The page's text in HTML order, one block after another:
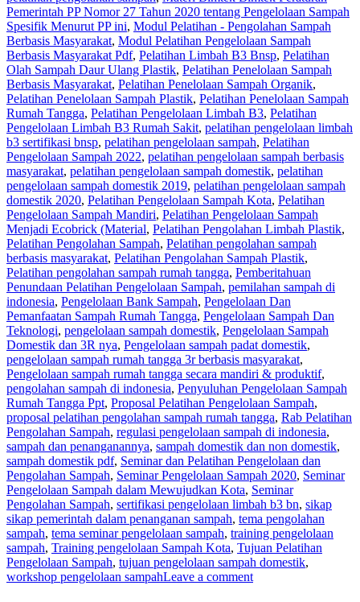
Pemerintah PP Nomor 27 Tahun 2020 tentang Pengelolaan Sampah
Spesifik Menurut PP ini, Modul Pelatihan - Pengolahan Sampah
Berbasis Masyarakat, Modul Pelatihan Pengelolaan Sampah
Berbasis Masyarakat Pdf, Pelatihan Limbah B3 Bnsp, Pelatihan
Olah Sampah Daur Ulang Plastik, Pelatihan Penelolaan Sampah
Berbasis Masyarakat, Pelatihan Penelolaan Sampah Organik,
Pelatihan Penelolaan Sampah Plastik, Pelatihan Penelolaan Sampah
Rumah Tangga, Pelatihan Pengelolaan Limbah B3, Pelatihan
Pengelolaan Limbah B3 Rumah Sakit, pelatihan pengelolaan limbah
b3 sertifikasi bnsp, pelatihan pengelolaan sampah, Pelatihan
Pengelolaan Sampah 2022, pelatihan pengelolaan sampah berbasis
masyarakat, pelatihan pengelolaan sampah domestik, pelatihan
pengelolaan sampah domestik 2019, pelatihan pengelolaan sampah
domestik 2020, Pelatihan Pengelolaan Sampah Kota, Pelatihan
Pengelolaan Sampah Mandiri, Pelatihan Pengelolaan Sampah
Menjadi Ecobrick (Material, Pelatihan Pengolahan Limbah Plastik,
Pelatihan Pengolahan Sampah, Pelatihan pengolahan sampah
berbasis masyarakat, Pelatihan Pengolahan Sampah Plastik,
Pelatihan pengolahan sampah rumah tangga, Pemberitahuan
Penundaan Pelatihan Pengelolaan Sampah, pemilahan sampah di
indonesia, Pengelolaan Bank Sampah, Pengelolaan Dan
Pemanfaatan Sampah Rumah Tangga, Pengelolaan Sampah Dan
Teknologi, pengelolaan sampah domestik, Pengelolaan Sampah
Domestik dan 3R nya, Pengelolaan sampah padat domestik,
pengelolaan sampah rumah tangga 3r berbasis masyarakat,
Pengelolaan sampah rumah tangga secara mandiri & produktif,
pengolahan sampah di indonesia, Penyuluhan Pengelolaan Sampah
Rumah Tangga Ppt, Proposal Pelatihan Pengelolaan Sampah,
proposal pelatihan pengolahan sampah rumah tangga, Rab Pelatihan
Pengolahan Sampah, regulasi pengelolaan sampah di indonesia,
sampah dan penanganannya, sampah domestik dan non domestik,
sampah domestik pdf, Seminar dan Pelatihan Pengelolaan dan
Pengolahan Sampah, Seminar Pengelolaan Sampah 2020, Seminar
Pengelolaan Sampah dalam Mewujudkan Kota, Seminar
Pengolahan Sampah, sertifikasi pengelolaan limbah b3 bn, sikap
sikap pemerintah dalam penanganan sampah, tema pengolahan
sampah, tema seminar pengelolaan sampah, training pengelolaan
sampah, Training pengelolaan Sampah Kota, Tujuan Pelatihan
Pengelolaan Sampah, tujuan pengelolaan sampah domestik,
workshop pengelolaan sampahLeave a comment